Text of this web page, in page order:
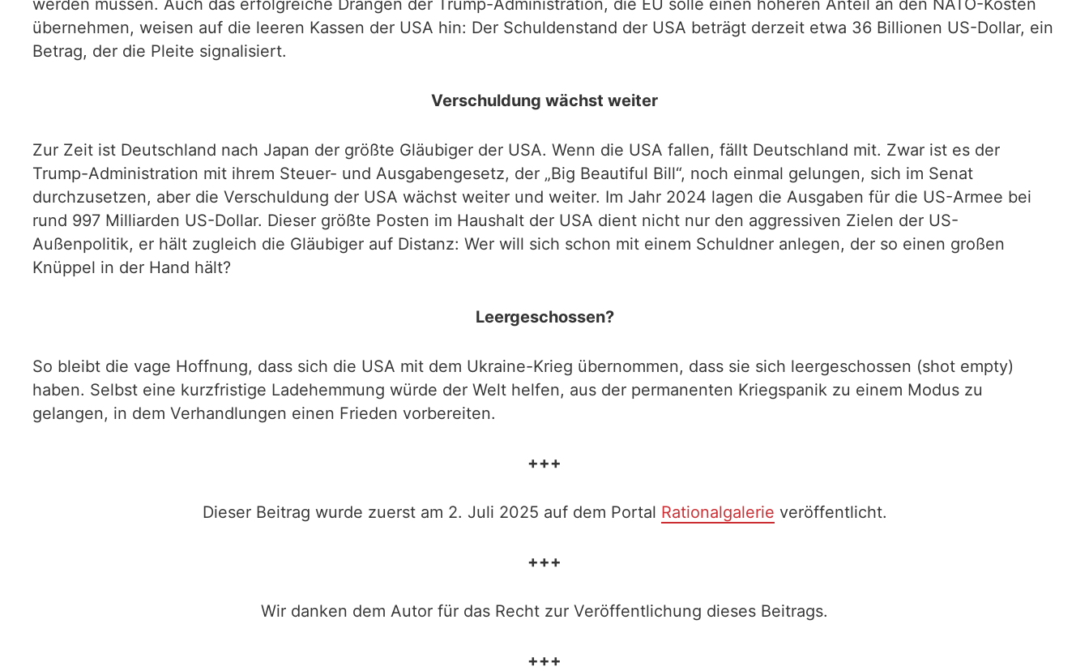
werden müssen. Auch das erfolgreiche Drängen der Trump-Administration, die EU solle einen höheren Anteil an den NATO-Kosten
übernehmen, weisen auf die leeren Kassen der USA hin: Der Schuldenstand der USA beträgt derzeit etwa 36 Billionen US-Dollar, ein
Betrag, der die Pleite signalisiert.
Verschuldung wächst weiter
Zur Zeit ist Deutschland nach Japan der größte Gläubiger der USA. Wenn die USA fallen, fällt Deutschland mit. Zwar ist es der
Trump-Administration mit ihrem Steuer- und Ausgabengesetz, der „Big Beautiful Bill“, noch einmal gelungen, sich im Senat
durchzusetzen, aber die Verschuldung der USA wächst weiter und weiter. Im Jahr 2024 lagen die Ausgaben für die US-Armee bei
rund 997 Milliarden US-Dollar. Dieser größte Posten im Haushalt der USA dient nicht nur den aggressiven Zielen der US-
Außenpolitik, er hält zugleich die Gläubiger auf Distanz: Wer will sich schon mit einem Schuldner anlegen, der so einen großen
Knüppel in der Hand hält?
Leergeschossen?
So bleibt die vage Hoffnung, dass sich die USA mit dem Ukraine-Krieg übernommen, dass sie sich leergeschossen (shot empty)
haben. Selbst eine kurzfristige Ladehemmung würde der Welt helfen, aus der permanenten Kriegspanik zu einem Modus zu
gelangen, in dem Verhandlungen einen Frieden vorbereiten.
+++
Dieser Beitrag wurde zuerst am 2. Juli 2025 auf dem Portal Rationalgalerie veröffentlicht.
+++
Wir danken dem Autor für das Recht zur Veröffentlichung dieses Beitrags.
+++